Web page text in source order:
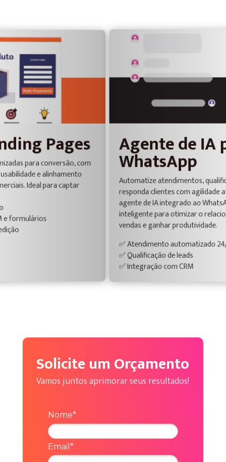
Agente de IA para
WhatsApp
Automatize atendimentos, qualifique leads e
responda clientes com agilidade através de um
agente de IA integrado ao WhatsApp. Uma solução
inteligente para otimizar o relacionamento, acelerar
vendas e ganhar produtividade.
✅ Atendimento automatizado 24/7
✅
Solicite um Orçamento
Vamos juntos aprimorar seus resultados!
Nome*
Email*